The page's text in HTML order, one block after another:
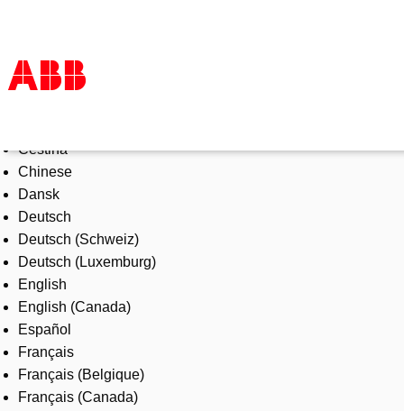
Products & Solutions
Industries
Services
About us
Where to buy
Contact us
Careers
Čeština
Chinese
Dansk
Deutsch
Deutsch (Schweiz)
Deutsch (Luxemburg)
English
English (Canada)
Español
Français
Français (Belgique)
Français (Canada)